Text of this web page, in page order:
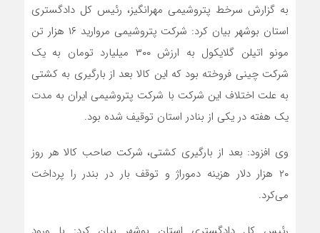
به گزارش سرخط پتروشیمی مهرانگیز، رئیس کل دادگستری
استان بوشهر بیان کرد: شرکت پتروشیمی مروارید ۱۶ هزار تن
مونو اتیلن گلایکول به ارزش ۳۰۰ میلیارد تومان به یک
شرکت چینی فروخته بود که این کالا بعد از بارگیری به کشتی
به علت اختلاف این شرکت با شرکت پتروشیمی ایران به مدت
یک هفته در یکی از بنادر استان توقیف شده بود.
وی افزود: بعد از بارگیری کشتی، شرکت صاحب کالا هر روز
۲۰ هزار دلار هزینه دموراژ و توقف بار در بندر را پرداخت
می‌کرد.